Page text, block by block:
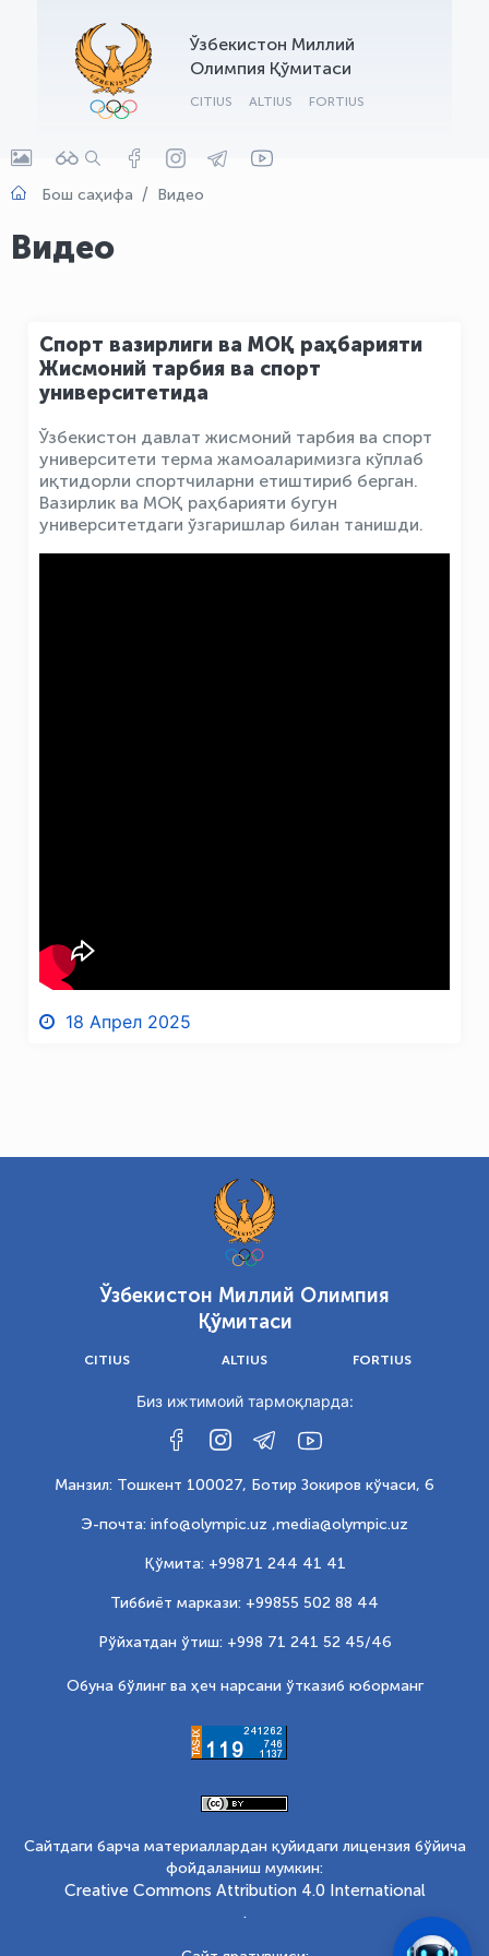
Ўзбекистон Миллий
Олимпия Қўмитаси
CITIUS ALTIUS FORTIUS
Бош саҳифа Видео
Видео
Спорт вазирлиги ва МОҚ раҳбарияти
Жисмоний тарбия ва спорт
университетида
Ўзбекистон давлат жисмоний тарбия ва спорт
университети терма жамоаларимизга кўплаб
иқтидорли спортчиларни етиштириб берган.
Вазирлик ва МОҚ раҳбарияти бугун
университетдаги ўзгаришлар билан танишди.
18 Апрел 2025
Ўзбекистон Миллий Олимпия
Қўмитаси
CITIUS ALTIUS FORTIUS
Биз ижтимоий тармоқларда:
Манзил: Тошкент 100027, Ботир Зокиров кўчаси, 6
Э-почта: info@olympic.uz ,media@olympic.uz
Қўмита: +99871 244 41 41
Тиббиёт маркази: +99855 502 88 44
Рўйхатдан ўтиш: +998 71 241 52 45/46
Обуна бўлинг ва ҳеч нарсани ўтказиб юборманг
Сайтдаги барча материаллардан қуйидаги лицензия бўйича
фойдаланиш мумкин:
Creative Commons Attribution 4.0 International
.
OLYMPCHIK AI - yordamchi
Онлайн · olympic.uz